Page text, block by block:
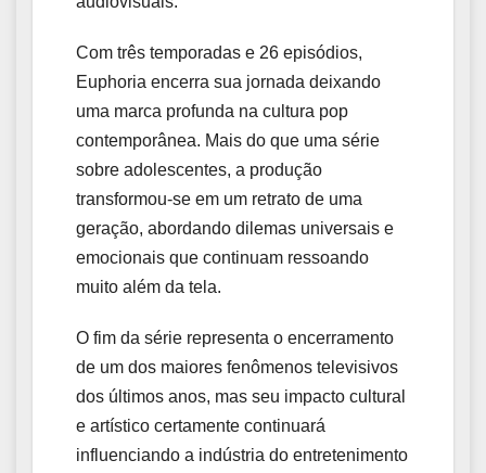
Com três temporadas e 26 episódios,
Euphoria encerra sua jornada deixando
uma marca profunda na cultura pop
contemporânea. Mais do que uma série
sobre adolescentes, a produção
transformou-se em um retrato de uma
geração, abordando dilemas universais e
emocionais que continuam ressoando
muito além da tela.
O fim da série representa o encerramento
de um dos maiores fenômenos televisivos
dos últimos anos, mas seu impacto cultural
e artístico certamente continuará
influenciando a indústria do entretenimento